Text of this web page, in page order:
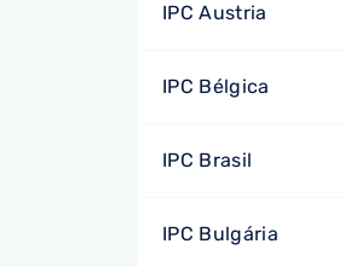
IPC Austria
IPC Bélgica
IPC Brasil
IPC Bulgária